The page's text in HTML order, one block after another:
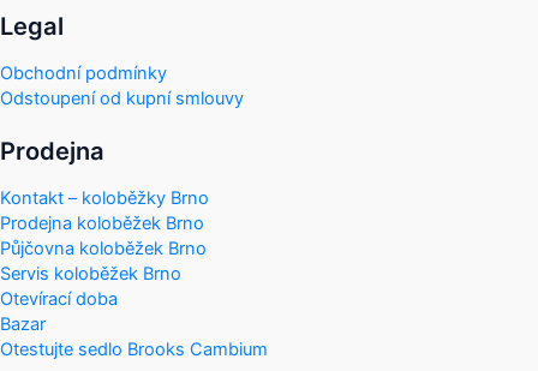
Legal
Obchodní podmínky
Odstoupení od kupní smlouvy
Prodejna
Kontakt – koloběžky Brno
Prodejna koloběžek Brno
Půjčovna koloběžek Brno
Servis koloběžek Brno
Otevírací doba
Bazar
Otestujte sedlo Brooks Cambium